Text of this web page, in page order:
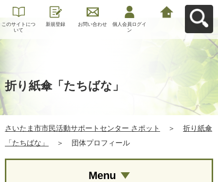
このサイトにつ
いて
新規登録 お問い合わせ
個人会員ログイ
ン
折り紙傘「たちばな」
さいたま市市民活動サポートセンター さポット ＞
折り紙傘
「たちばな」
＞ 団体プロフィール
Menu